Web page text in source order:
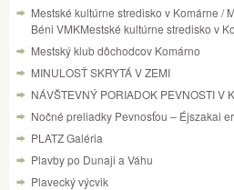
Mestské kultúrne stredisko v Komárne /
Béni VMKMestské kultúrne stredisko v
Mestský klub dôchodcov Komárno
MINULOSŤ SKRYTÁ V ZEMI
NÁVŠTEVNÝ PORIADOK PEVNOSTI V
Nočné preliadky Pevnosťou – Éjszakai
PLATZ Galéria
Plavby po Dunaji a Váhu
Plavecký výcvik